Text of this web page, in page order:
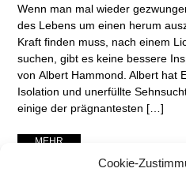
Cookie-
Wenn man mal wieder
des Lebens um einen herum
Kraft finden muss, nach einem
suchen, gibt es keine bessere
von Albert Hammond. Albert hat
Isolation und unerfüllte
einige der prägnantesten […]
... MEHR ...